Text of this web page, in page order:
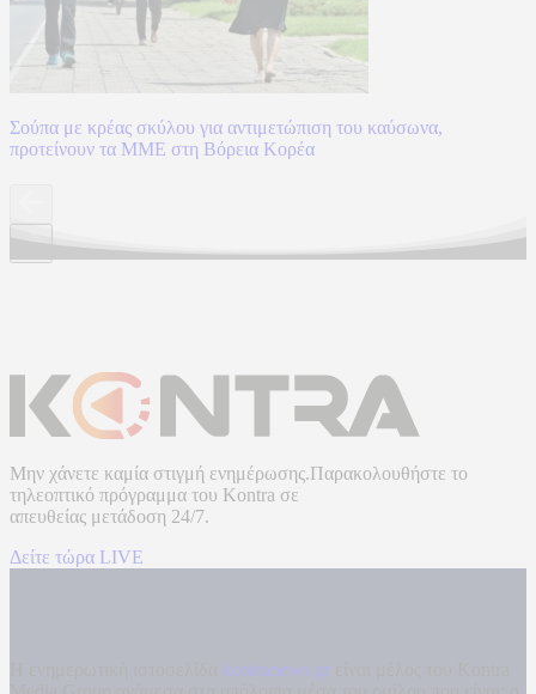
Σούπα με κρέας σκύλου για αντιμετώπιση του καύσωνα,
προτείνουν τα ΜΜΕ στη Βόρεια Κορέα
Μην χάνετε καμία στιγμή ενημέρωσης.Παρακολουθήστε το
τηλεοπτικό πρόγραμμα του Kontra σε
απευθείας μετάδοση 24/7.
Δείτε τώρα LIVE
kontranews.gr